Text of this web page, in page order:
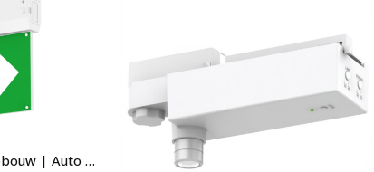
LED Uitgangsbord | Opbouw | Auto Test | Inclusief Pictogrammen | 600-022